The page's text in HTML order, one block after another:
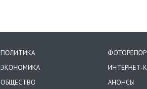
ПОЛИТИКА
ЭКОНОМИКА
ОБЩЕСТВО
ИНТЕРНЕТ-
АНОНСЫ